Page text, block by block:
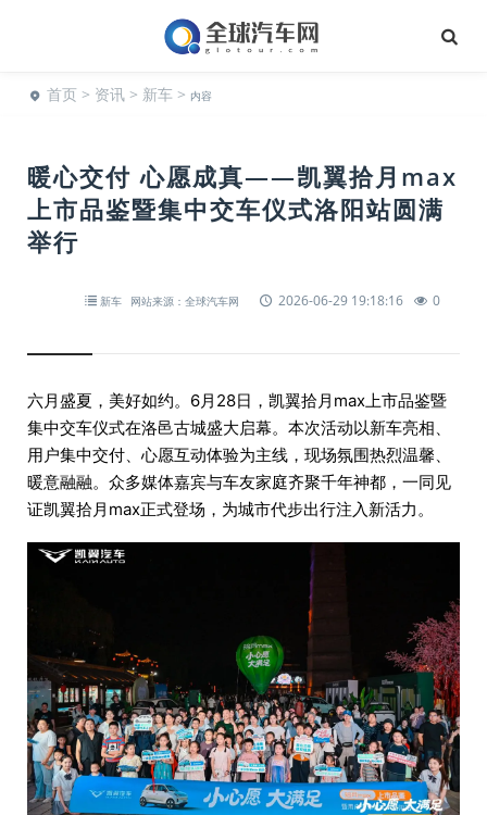
首页 > 资讯 > 新车 > 内容
暖心交付 心愿成真——凯翼拾月max
上市品鉴暨集中交车仪式洛阳站圆满
举行
新车 网站来源：全球汽车网 2026-06-29 19:18:16 0
六月盛夏，美好如约。6月28日，凯翼拾月max上市品鉴暨
集中交车仪式在洛邑古城盛大启幕。本次活动以新车亮相、
用户集中交付、心愿互动体验为主线，现场氛围热烈温馨、
暖意融融。众多媒体嘉宾与车友家庭齐聚千年神都，一同见
证凯翼拾月max正式登场，为城市代步出行注入新活力。